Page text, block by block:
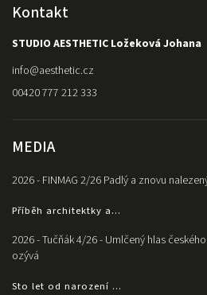
Kontakt
STUDIO AESTHETIC Ložeková Johana
info@aesthetic.cz
00420 777 212 333
MEDIA
2026 - FINMAG 2/26 Padlý a znovu
Příběh architektky a...
2026 - Tučňák 4/26 - Umlčený hlas
ozývá
Sto let od narození ...